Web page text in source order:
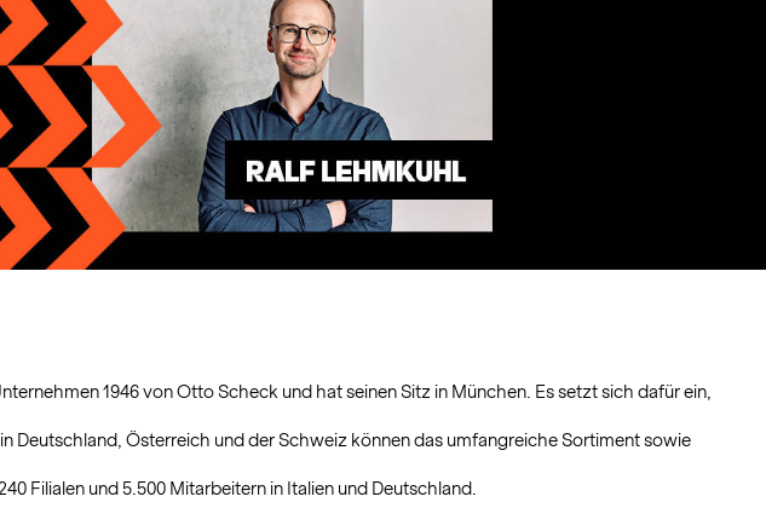
1946 von Otto Scheck und hat seinen Sitz in München. Es setzt sich dafür ein,
Deutschland, Österreich und der Schweiz können das umfangreiche Sortiment sowie
Filialen und 5.500 Mitarbeitern in Italien und Deutschland.